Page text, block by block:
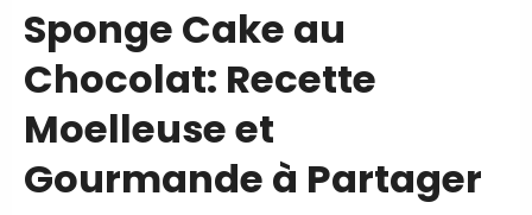
Sponge Cake au
Chocolat: Recette
Moelleuse et
Gourmande à Partager